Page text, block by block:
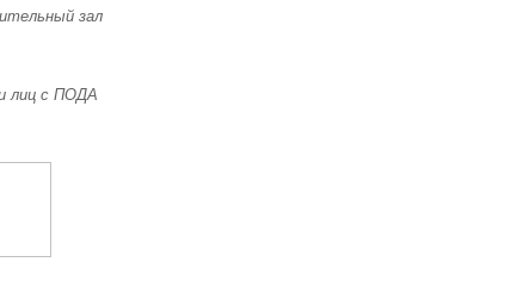
зал
лиц с ПОДА